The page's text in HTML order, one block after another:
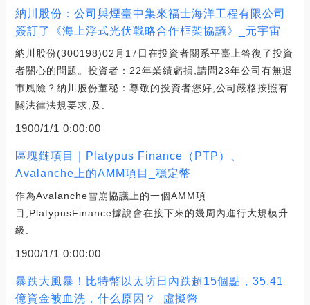
納川股份：公司與煙臺中集來福士海洋工程有限公司
簽訂了《海上浮式光伏戰略合作框架協議》_元宇宙
納川股份(300198)02月17日在投資者關系平臺上答復了投資
者關心的問題。投資者：22年業績虧損,請問23年公司有無退
市風險？納川股份董秘：尊敬的投資者您好,公司嚴格按照有
關法律法規要求,及.
1900/1/1 0:00:00
區塊鏈項目｜Platypus Finance（PTP）、
Avalanche上的AMM項目_穩定幣
作為Avalanche雪崩協議上的一個AMM項
目,PlatypusFinance據說會在接下來的幾周內進行大規模升
級.
1900/1/1 0:00:00
暴跌大風暴！比特幣以太坊日內跌超15個點，35.41
億資金被血洗，什么原因？_虛擬幣